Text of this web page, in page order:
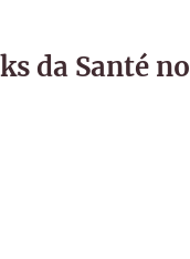
da Santé no